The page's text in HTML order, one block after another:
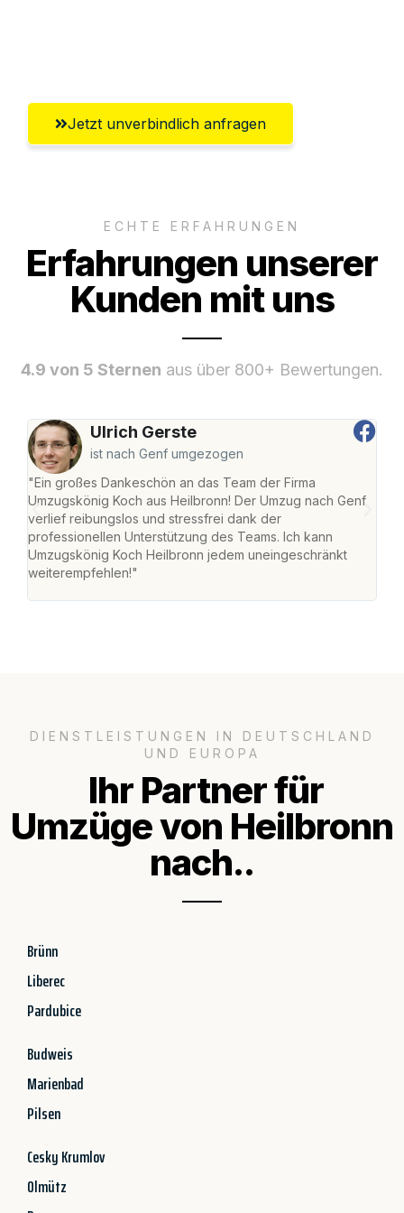
Jetzt unverbindlich anfragen
ECHTE ERFAHRUNGEN
Erfahrungen unserer
Kunden mit uns
4.9 von 5 Sternen aus über 800+ Bewertungen.
Ulrich Gerste
ist nach Genf umgezogen
"Ein großes Dankeschön an das Team der Firma
Umzugskönig Koch aus Heilbronn! Der Umzug nach Genf
verlief reibungslos und stressfrei dank der
professionellen Unterstützung des Teams. Ich kann
Umzugskönig Koch Heilbronn jedem uneingeschränkt
weiterempfehlen!"
DIENSTLEISTUNGEN IN DEUTSCHLAND
UND EUROPA
Ihr Partner für
Umzüge von Heilbronn
nach..
Brünn
Liberec
Pardubice
Budweis
Marienbad
Pilsen
Cesky Krumlov
Olmütz